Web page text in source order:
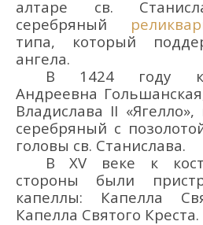
алтаре св.
серебряный
типа, который
ангела.
В 1424 году
Андреевна
Владислава II
серебряный с
головы св. Станислава.
В XV веке к
стороны были
капеллы: Капелла
Капелла Святого Креста.